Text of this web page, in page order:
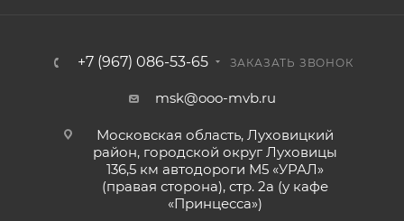
+7 (967) 086-53-65 ЗАКАЗАТЬ ЗВОНОК
msk@ooo-mvb.ru
Московская область, Луховицкий
район, городской округ Луховицы
136,5 км автодороги М5 «УРАЛ»
(правая сторона), стр. 2а (у кафе
«‎Принцесса»)